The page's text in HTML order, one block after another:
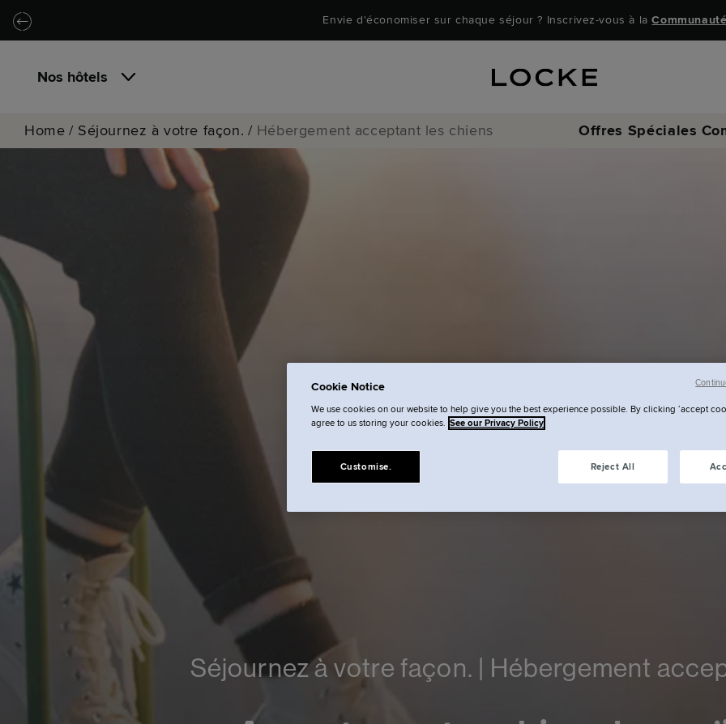
Passer au contenu principal
Locke.Header.SkipToNav Envie d'économiser sur chaque séjour ? Inscrivez-vous à la
Nos hôtels
Home / Séjournez à votre façon. / Hébergement acceptant les chiens Offres Spéciales
Séjournez à votre façon. | Hébergement
Cookie Notice
We use cookies on our website to help give you the best experience possible. By clicking ‘accept
agree to us storing your cookies. See our Privacy Policy
Reject All
Customise.